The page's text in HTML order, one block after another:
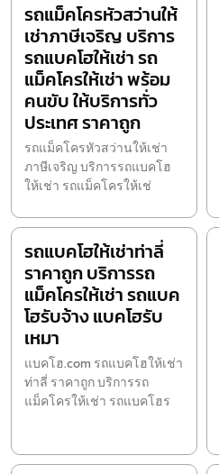
รถแม็คโครหัวสว่านให้
เช่าภาษีเจริญ บริการ
รถแบคโฮให้เช่า รถ
แม็คโครให้เช่า พร้อม
คนขับ ให้บริการทั่ว
ประเทศ ราคาถูก
รถแม็คโครหัวสว่านให้เช่า
ภาษีเจริญ บริการรถแบคโฮ
ให้เช่า รถแม็คโครให้เช่
รถแบคโฮให้เช่าท่าลี่
ราคาถูก บริการรถ
แม็คโครให้เช่า รถแบค
โฮรับจ้าง แบคโฮรับ
เหมา
แบคโฮ.com รถแบคโฮให้เช่า
ท่าลี่ ราคาถูก บริการรถ
แม็คโครให้เช่า รถแบคโฮร